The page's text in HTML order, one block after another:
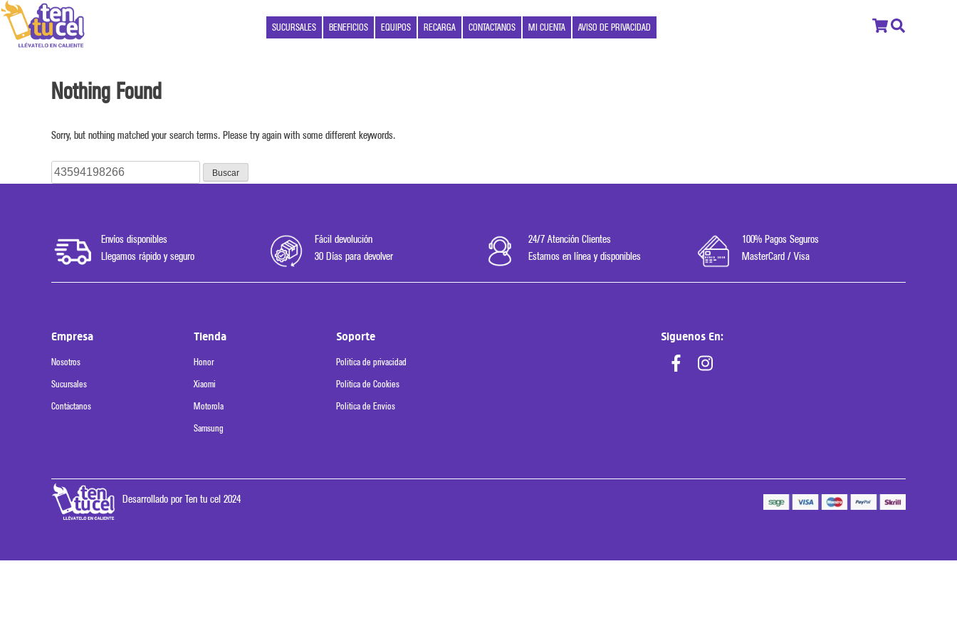
SUCURSALES BENEFICIOS EQUIPOS RECARGA CONTACTANOS MI CUENTA AVISO DE PRIVACIDAD
Nothing Found
Sorry, but nothing matched your search terms. Please try again with some different keywords.
Buscar:
Envíos disponibles
Llegamos rápido y seguro
Fácil devolución
30 Días para devolver
24/7 Atención Clientes
Estamos en línea y disponibles
100% Pagos Seguros
MasterCard / Visa
Empresa
Nosotros
Sucursales
Contáctanos
Tienda
Honor
Xiaomi
Motorola
Samsung
Soporte
Política de privacidad
Política de Cookies
Política de Envíos
Siguenos En:
Desarrollado por Ten tu cel 2024